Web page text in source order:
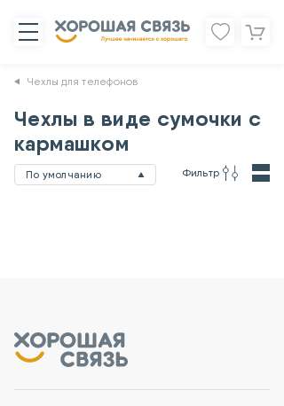
Чехлы для телефонов
Чехлы в виде сумочки с
кармашком
По умолчанию Фильтр